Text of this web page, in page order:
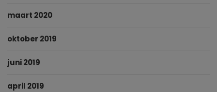
maart 2020
oktober 2019
juni 2019
april 2019